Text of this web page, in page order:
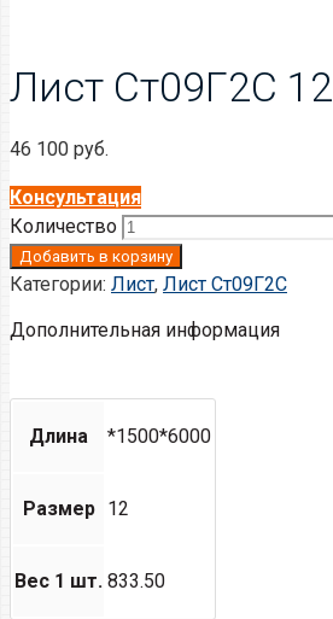
Лист Ст09Г2С 12
46 100 руб.
Консультация
Количество
Добавить в корзину
Категории: Лист, Лист Ст09Г2С
Дополнительная информация
Длина *1500*6000
Размер 12
Вес 1 шт. 833.50